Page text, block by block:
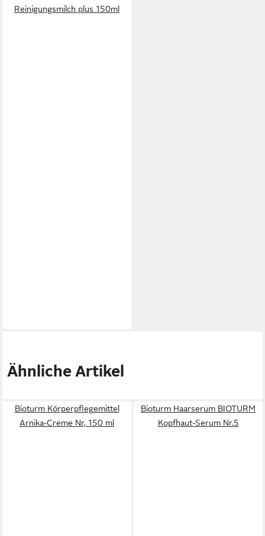
Reinigungsmilch plus 150ml
Ähnliche Artikel
Bioturm Körperpflegemittel
Arnika-Creme Nr, 150 ml
Bioturm Haarserum BIOTURM
Kopfhaut-Serum Nr.5